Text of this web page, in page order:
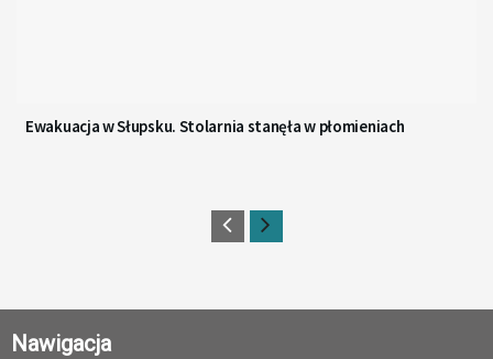
Ewakuacja w Słupsku. Stolarnia stanęła w płomieniach
Nawigacja